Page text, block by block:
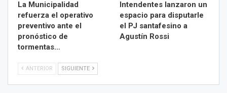
La Municipalidad
refuerza el operativo
preventivo ante el
pronóstico de
tormentas…
Intendentes lanzaron un
espacio para disputarle
el PJ santafesino a
Agustín Rossi
ANTERIOR SIGUIENTE